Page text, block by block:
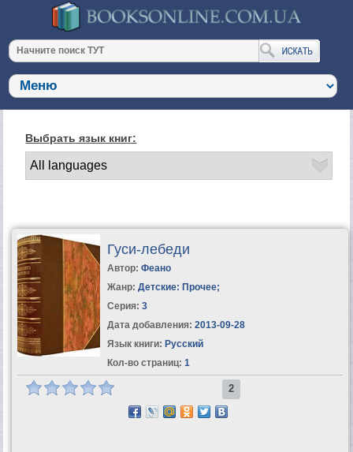
Выбрать язык книг:
Гуси-лебеди
Автор: Феано
Жанр: Детские: Прочее;
Серия: 3
Дата добавления: 2013-09-28
Язык книги: Русский
Кол-во страниц: 1
2